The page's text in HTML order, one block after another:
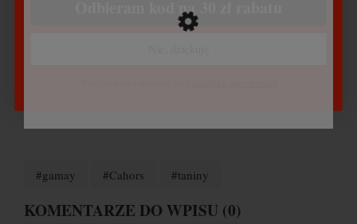
#gamay #Cahors #taniny
KOMENTARZE DO WPISU (0)
Odbieram kod na 30 zł rabatu